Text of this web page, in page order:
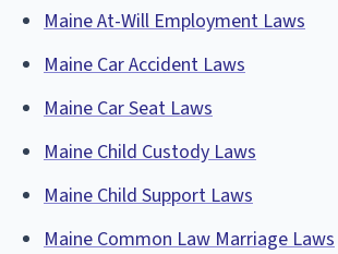
Maine At-Will Employment Laws
Maine Car Accident Laws
Maine Car Seat Laws
Maine Child Custody Laws
Maine Child Support Laws
Maine Common Law Marriage Laws